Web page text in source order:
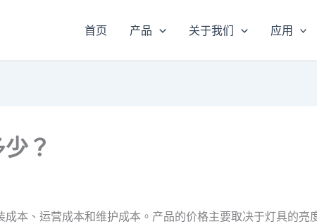
首页 产品 关于我们 应用
？
本、运营成本和维护成本。产品的价格主要取决于灯具的